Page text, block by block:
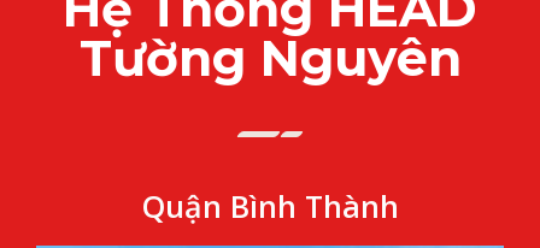
Tường Nguyên
Quận Bình Thành